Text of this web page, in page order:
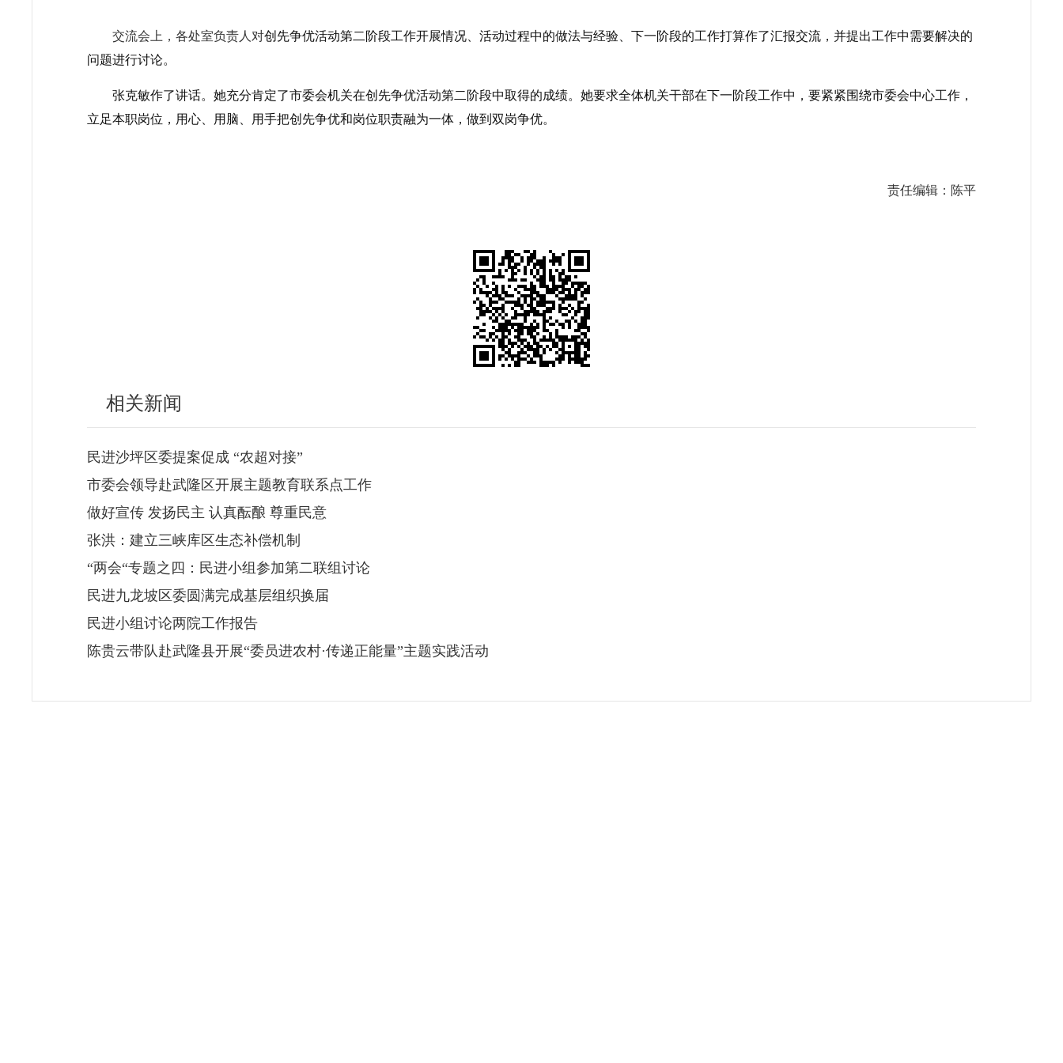
交流会上，各处室负责人对创先争优活动第二阶段工作开展情况、活动过程中的做法与经验、下一阶段的工作打算作了汇报交流，并提出工作中需要解决的
问题进行讨论。
张克敏作了讲话。她充分肯定了市委会机关在创先争优活动第二阶段中取得的成绩。她要求全体机关干部在下一阶段工作中，要紧紧围绕市委会中心工作，
立足本职岗位，用心、用脑、用手把创先争优和岗位职责融为一体，做到双岗争优。
责任编辑：陈平
相关新闻
民进沙坪区委提案促成 “农超对接”
市委会领导赴武隆区开展主题教育联系点工作
做好宣传 发扬民主 认真酝酿 尊重民意
张洪：建立三峡库区生态补偿机制
“两会“专题之四：民进小组参加第二联组讨论
民进九龙坡区委圆满完成基层组织换届
民进小组讨论两院工作报告
陈贵云带队赴武隆县开展“委员进农村·传递正能量”主题实践活动